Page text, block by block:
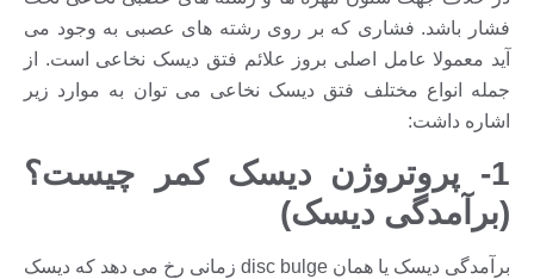
فشار باشد. فشاری که بر روی رشته های عصبی به وجود می
آید معمولا عامل اصلی بروز علائم فتق دیسک نخاعی است. از
جمله انواع مختلف فتق دیسک نخاعی می توان به موارد زیر
اشاره داشت:
1- پروتروژن دیسک کمر چیست؟
(برآمدگی دیسک)
برآمدگی دیسک یا همان disc bulge زمانی رخ می دهد که دیسک